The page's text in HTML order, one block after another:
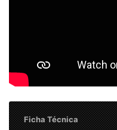
Ficha Técnica